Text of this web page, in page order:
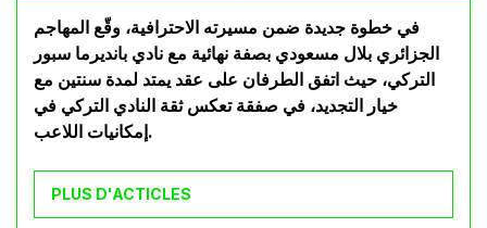
في خطوة جديدة ضمن مسيرته الاحترافية، وقّع المهاجم
الجزائري بلال مسعودي بصفة نهائية مع نادي بانديرما سبور
التركي، حيث اتفق الطرفان على عقد يمتد لمدة سنتين مع
خيار التجديد، في صفقة تعكس ثقة النادي التركي في
إمكانيات اللاعب.
PLUS D'ACTICLES